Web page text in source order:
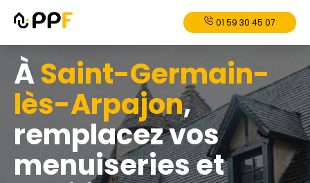
01 59 30 45 07
ÀSaint-Germain-
lès-Arpajon,
remplacez vos
menuiseries et